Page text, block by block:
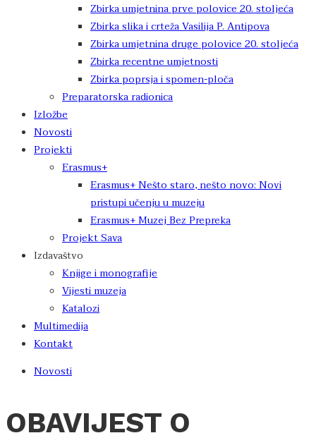
Zbirka umjetnina prve polovice 20. stoljeća
Zbirka slika i crteža Vasilija P. Antipova
Zbirka umjetnina druge polovice 20. stoljeća
Zbirka recentne umjetnosti
Zbirka poprsja i spomen-ploča
Preparatorska radionica
Izložbe
Novosti
Projekti
Erasmus+
Erasmus+ Nešto staro, nešto novo: Novi
pristupi učenju u muzeju
Erasmus+ Muzej Bez Prepreka
Projekt Sava
Izdavaštvo
Knjige i monografije
Vijesti muzeja
Katalozi
Multimedija
Kontakt
Novosti
OBAVIJEST O